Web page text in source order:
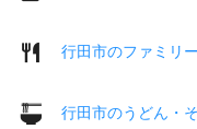
行田市のファミリ
行田市のうどん・